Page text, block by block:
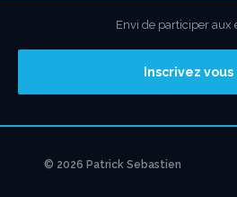
Envi de participer aux
Inscrivez vous
© 2026 Patrick Sebastien